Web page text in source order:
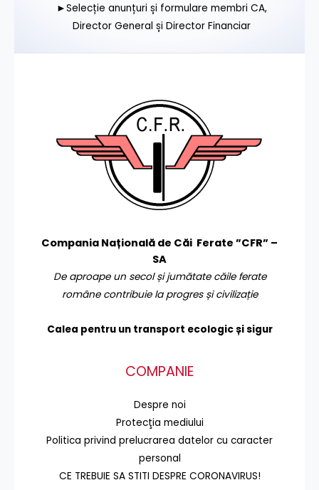
►Selecție anunțuri și formulare membri CA,
Director General și Director Financiar
Compania Națională de Căi Ferate ”CFR” –
SA
De aproape un secol și jumătate căile ferate
române contribuie la progres și civilizație
Calea pentru un transport ecologic și sigur
COMPANIE
Despre noi
Protecţia mediului
Politica privind prelucrarea datelor cu caracter
personal
CE TREBUIE SA STITI DESPRE CORONAVIRUS!